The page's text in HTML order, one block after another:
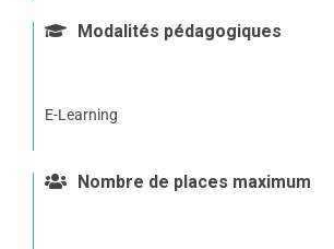
Modalités pédagogiques
E-Learning
Nombre de places maximum